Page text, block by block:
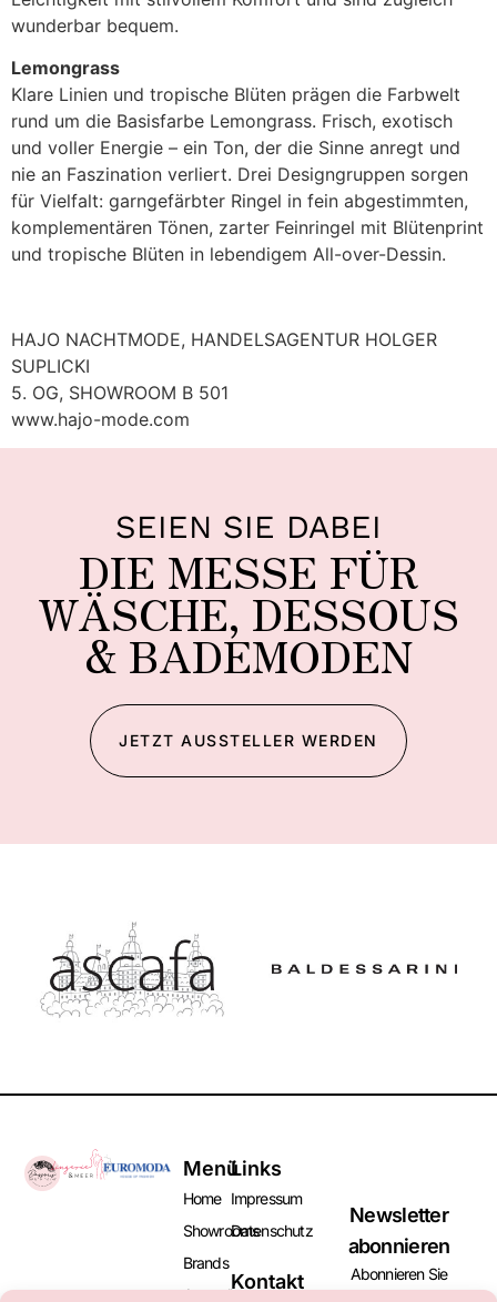
wunderbar bequem.
Lemongrass
Klare Linien und tropische Blüten prägen die Farbwelt
rund um die Basisfarbe Lemongrass. Frisch, exotisch
und voller Energie – ein Ton, der die Sinne anregt und
nie an Faszination verliert. Drei Designgruppen sorgen
für Vielfalt: garngefärbter Ringel in fein abgestimmten,
komplementären Tönen, zarter Feinringel mit Blütenprint
und tropische Blüten in lebendigem All-over-Dessin.
HAJO NACHTMODE, HANDELSAGENTUR HOLGER
SUPLICKI
5. OG, SHOWROOM B 501
www.hajo-mode.com
SEIEN SIE DABEI
DIE MESSE FÜR
WÄSCHE, DESSOUS
& BADEMODEN
JETZT AUSSTELLER WERDEN
Menü
Home
Showrooms
Brands
Aussteller
Links
Impressum
Datenschutz
Kontakt
Newsletter
abonnieren
Abonnieren Sie